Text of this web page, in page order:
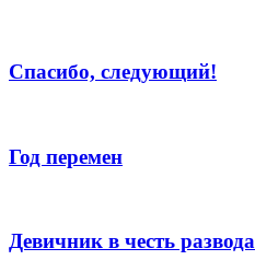
Спасибо, следующий!
Год перемен
Девичник в честь развода